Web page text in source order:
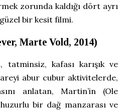
zorunda kaldığı dört ayrı
bir kesit filmi.
Marte Vold, 2014)
tatminsiz, kafası karışık ve
abur cubur aktivitelerde,
anlatan, Martin’in (Ole
bir dağ manzarası ve